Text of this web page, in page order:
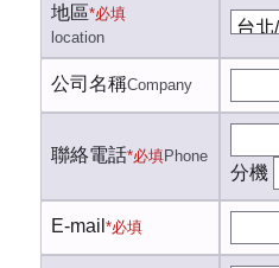
地區*必填
location
公司名稱Company
聯絡電話*必填Phone
分機
E-mail *必填